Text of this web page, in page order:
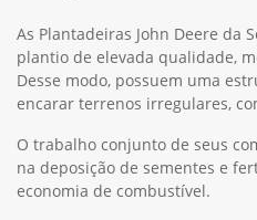
As Plantadeiras John Deere da
plantio de elevada qualidade,
Desse modo, possuem uma
encarar terrenos irregulares,
O trabalho conjunto de seus
na deposição de sementes e
economia de combustível.